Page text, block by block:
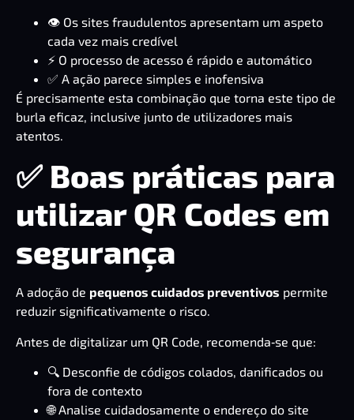
👁️ Os sites fraudulentos apresentam um aspeto
cada vez mais credível
⚡ O processo de acesso é rápido e automático
✅ A ação parece simples e inofensiva
É precisamente esta combinação que torna este tipo de
burla eficaz, inclusive junto de utilizadores mais
atentos.
✅ Boas práticas para
utilizar QR Codes em
segurança
A adoção de pequenos cuidados preventivos permite
reduzir significativamente o risco.
Antes de digitalizar um QR Code, recomenda‑se que:
🔍 Desconfie de códigos colados, danificados ou
fora de contexto
🌐 Analise cuidadosamente o endereço do site